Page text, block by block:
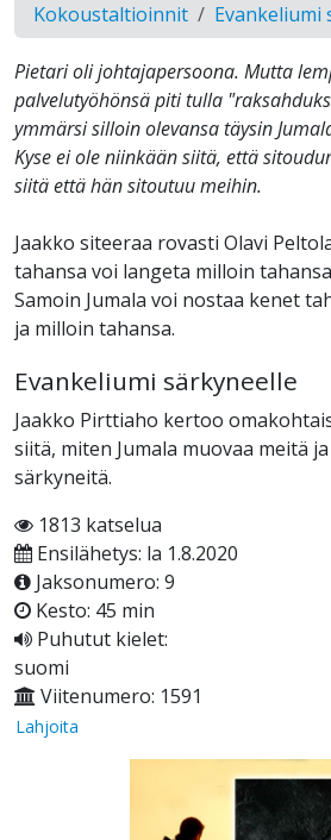
Kokoustaltioinnit Evankeliumi
Pietari oli johtajapersoona. Mutta
palvelutyöhönsä piti tulla
ymmärsi silloin olevansa täysin
Kyse ei ole niinkään siitä, että
siitä että hän sitoutuu meihin.
Jaakko siteeraa rovasti Olavi
tahansa voi langeta milloin
Samoin Jumala voi nostaa kenet
ja milloin tahansa.
Evankeliumi särkyneelle
Jaakko Pirttiaho kertoo
siitä, miten Jumala muovaa meitä
särkyneitä.
1813 katselua
Ensilähetys: la 1.8.2020
Jaksonumero: 9
Kesto: 45 min
Puhutut kielet:
suomi
Viitenumero: 1591
Lahjoita